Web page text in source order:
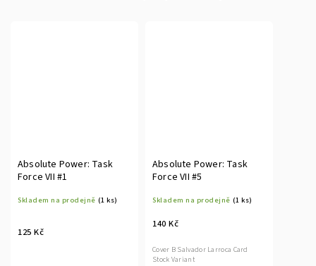
Absolute Power: Task
Force VII #1
Skladem na prodejně (1 ks)
125 Kč
Absolute Power: Task
Force VII #5
Skladem na prodejně (1 ks)
140 Kč
Cover B Salvador Larroca Card
Stock Variant